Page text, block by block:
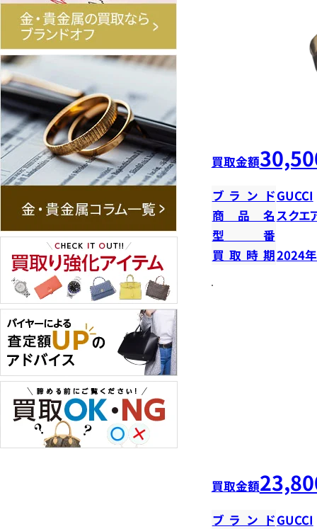
買取金額
ブランドGUCCI
商品名スクエ
型番
買取時期2024
買取金額
ブランドGUCCI